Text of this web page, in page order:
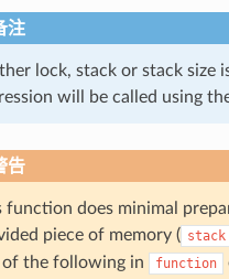
注
lock, stack or stack size
will be called using
告
function does minimal
piece of memory ( stack
of the following in
function